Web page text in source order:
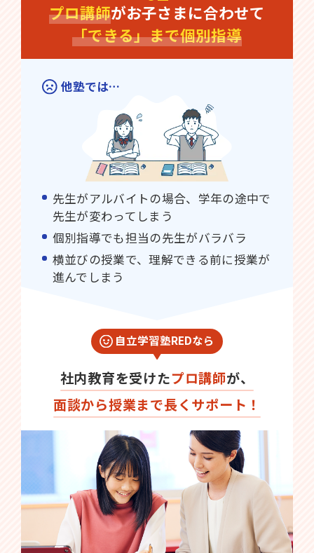
プロ講師がお子さまに合わせて
「できる」まで個別指導
他塾では…
先生がアルバイトの場合、学年の途中で
先生が変わってしまう
個別指導でも担当の先生がバラバラ
横並びの授業で、理解できる前に授業が
進んでしまう
自立学習塾REDなら
社内教育を受けたプロ講師が、
面談から授業まで長くサポート！